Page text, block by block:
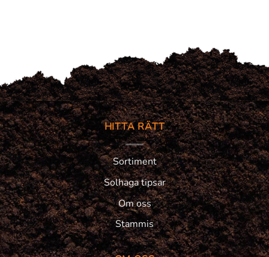
HITTA RÄTT
Sortiment
Solhaga tipsar
Om oss
Stammis